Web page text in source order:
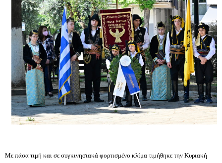
Με πάσα τιμή και σε συγκινησιακά φορτισμένο κλίμα τιμήθηκε την Κυριακή